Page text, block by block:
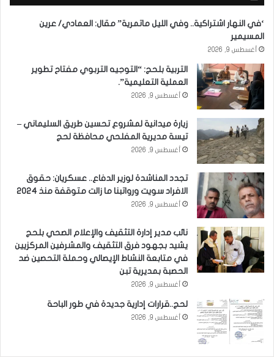
‘في النهار اشتراكية.. وفي الليل ماتمرية” مقال: العمادي/ عرين
المسيمير
أغسطس 9, 2026
التربية بلحج: “التوجيه التربوي مفتاح تطوير
العملية التعليمية”.
أغسطس 9, 2026
زيارة ميدانية لمشروع تحسين طريق السليماني –
تيسة مديرية المفلحي محافظة لحج
أغسطس 9, 2026
تجدد المناشدة لوزير الدفاع.. عسكريان: حقوق
الافراد سويت ورواتبنا ما زالت متوقفة منذ 2024
أغسطس 9, 2026
نائب مدير إدارة التثقيف والإعلام الصحي بلحج
يشيد بجهود فرق التثقيف والمشرفين المركزيين
في متابعة النشاط الإيصالي وحملة التحصين ضد
الحصبة بمديرية تبن
أغسطس 9, 2026
لحج..قرارات إدارية جديدة في طور الباحة
أغسطس 9, 2026